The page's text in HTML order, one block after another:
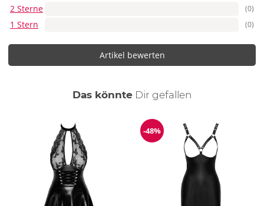
2 Sterne (0)
1 Stern (0)
Artikel bewerten
Das könnte Dir auch
gefallen
Reduzierung
-48%